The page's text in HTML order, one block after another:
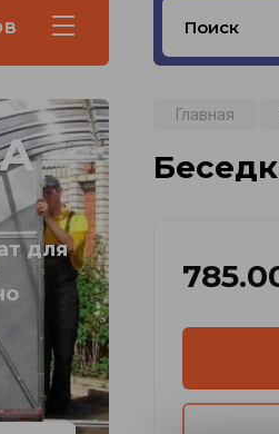
для
Главная